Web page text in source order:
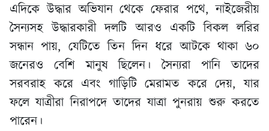
এদিকে উদ্ধার অভিযান থেকে ফেরার পথে, নাইজেরীয়
সৈন্যসহ উদ্ধারকারী দলটি আরও একটি বিকল লরির
সন্ধান পায়, যেটিতে তিন দিন ধরে আটকে থাকা ৬০
জনেরও বেশি মানুষ ছিলেন। সৈন্যরা পানি তাদের
সরবরাহ করে এবং গাড়িটি মেরামত করে দেয়, যার
ফলে যাত্রীরা নিরাপদে তাদের যাত্রা পুনরায় শুরু করতে
পারেন।